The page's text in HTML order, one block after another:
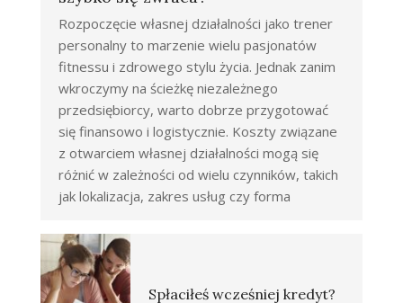
Rozpoczęcie własnej działalności jako trener
personalny to marzenie wielu pasjonatów
fitnessu i zdrowego stylu życia. Jednak zanim
wkroczymy na ścieżkę niezależnego
przedsiębiorcy, warto dobrze przygotować
się finansowo i logistycznie. Koszty związane
z otwarciem własnej działalności mogą się
różnić w zależności od wielu czynników, takich
jak lokalizacja, zakres usług czy forma
Spłaciłeś wcześniej kredyt?